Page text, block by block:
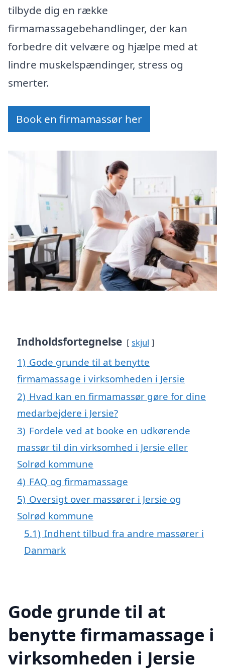
tilbyde dig en række
firmamassagebehandlinger, der kan
forbedre dit velvære og hjælpe med at
lindre muskelspændinger, stress og
smerter.
Book en firmamassør her
Indholdsfortegnelse skjul
1) Gode grunde til at benytte
firmamassage i virksomheden i Jersie
2) Hvad kan en firmamassør gøre for dine
medarbejdere i Jersie?
3) Fordele ved at booke en udkørende
massør til din virksomhed i Jersie eller
Solrød kommune
4) FAQ og firmamassage
5) Oversigt over massører i Jersie og
Solrød kommune
5.1) Indhent tilbud fra andre massører i
Danmark
Gode grunde til at
benytte firmamassage i
virksomheden i Jersie